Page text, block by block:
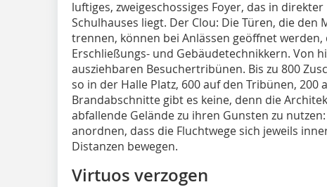
luftiges, zweigeschossiges Foyer, das in
Schulhauses liegt. Der Clou: Die Türen, die den
trennen, können bei Anlässen geöffnet
Erschließungs- und Gebäudetechnikkern. Von
ausziehbaren Besuchertribünen. Bis zu 800
so in der Halle Platz, 600 auf den Tribünen, 200
Brandabschnitte gibt es keine, denn die
abfallende Gelände zu ihren Gunsten zu
anordnen, dass die Fluchtwege sich jeweils
Distanzen bewegen.
Virtuos verzogen